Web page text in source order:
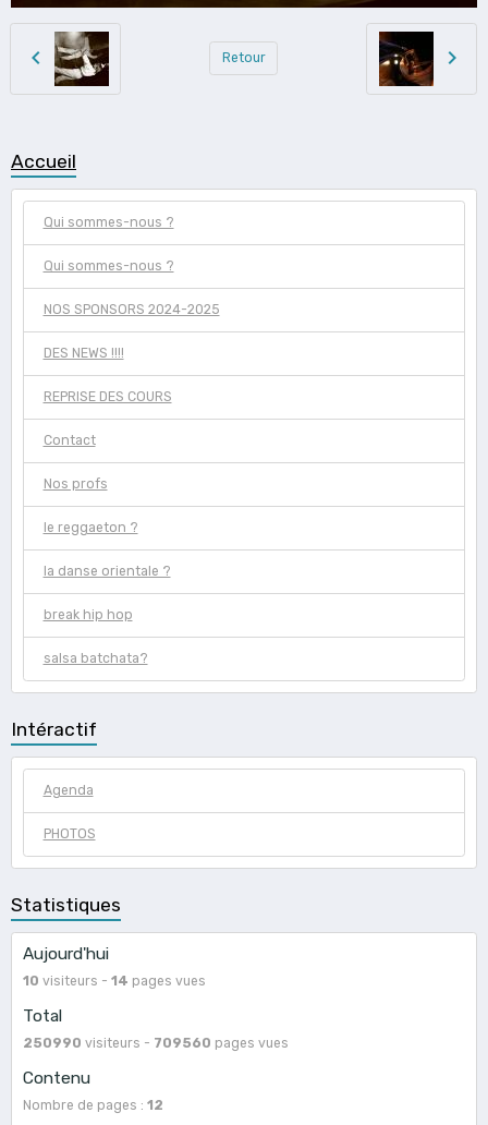
Retour
Accueil
Qui sommes-nous ?
Qui sommes-nous ?
NOS SPONSORS 2024-2025
DES NEWS !!!!
REPRISE DES COURS
Contact
Nos profs
le reggaeton ?
la danse orientale ?
break hip hop
salsa batchata?
Intéractif
Agenda
PHOTOS
Statistiques
Aujourd'hui
10 visiteurs - 14 pages vues
Total
250990 visiteurs - 709560 pages vues
Contenu
Nombre de pages : 12